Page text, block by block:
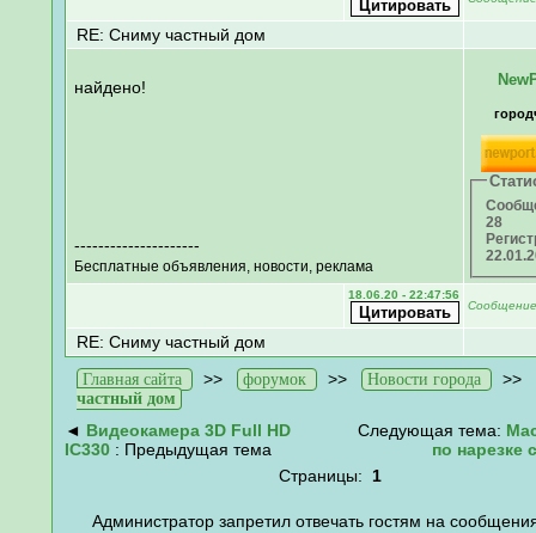
RE: Сниму частный дом
найдено!
---------------------
Бесплатные объявления, новости, реклама
28
18.06.20 - 22:47:56
RE: Сниму частный дом
Главная сайта >> форумок >> Новости города >>
частный дом
◄ Видеокамера 3D Full HD
IC330: Предыдущая тема
Следующая тема:
по нарезке
Страницы: 1
Администратор запретил отвечать гостям на